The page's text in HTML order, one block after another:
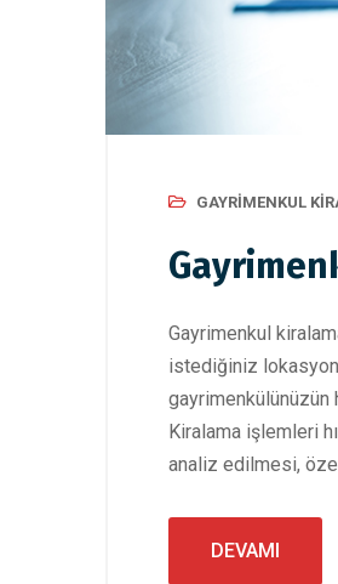
GAYRIMENKUL
Gayrimenkul
istediğiniz
Kiralama işlemleri
analiz edilmesi,
DEVAMI